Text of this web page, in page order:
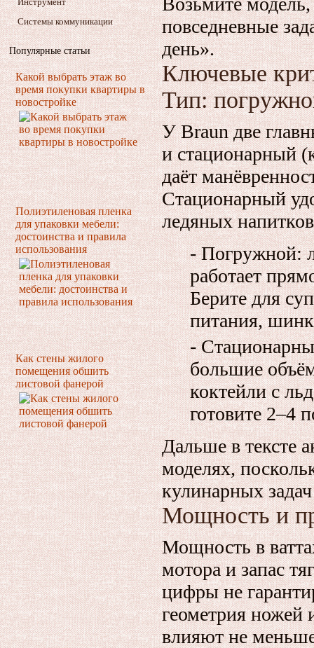
Системы коммуникации
Популярные статьи
Какой выбрать этаж во
время покупки квартиры в
новостройке
Полиэтиленовая пленка
для упаковки мебели:
достоинства и правила
использования
Как стены жилого
помещения обшить
листовой фанерой
повседневные
день».
Ключевые
Тип:
У Braun две
и стационарный
даёт
Стационарный
ледяных
- Погружной:
работает
Берите для
питания,
-
большие
коктейли с
готовите 2–4
Дальше в тексте
моделях,
кулинарных
Мощность и
Мощность в
мотора и запас
цифры не
геометрия ножей
влияют не